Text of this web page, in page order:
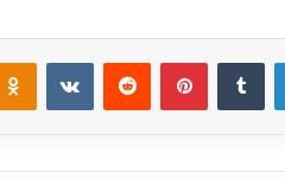
لينكدإن ‏Tumblr بينتيريست ‏Reddit
‏VKontakte